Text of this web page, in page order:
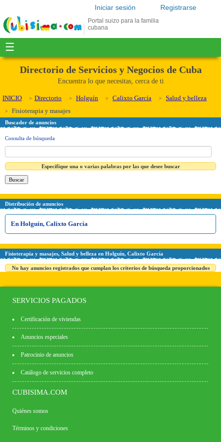
Registrarse
Iniciar sesión
Portal suizo para la familia
cubana
☰
Directorio de Servicios y Negocios de Cuba
Encuentra lo que necesitas, cerca de ti
INICIO Directorio Holguín Calixto García
Salud y belleza
Fisioterapia y masajes
Buscador de anuncios
Consulta de búsqueda
Especifique una o varias palabras por las que desee buscar
Distribución de anuncios
En Holguín, Calixto García
Fisioterapia y masajes, Salud y belleza en Holguín, Calixto García
No hay anuncios registrados que cumplan los criterios de búsqueda proporcionados
SERVICIOS PAGADOS
Certificación de viviendas
Anuncios especiales
Patrocinio de anuncios
Catálogo de servicios completo
CUBISIMA.COM
Quiénes somos
Términos y condiciones